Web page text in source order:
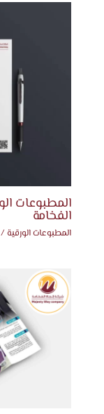
المطبوعات
الفخامة
المطبوعات الورقية